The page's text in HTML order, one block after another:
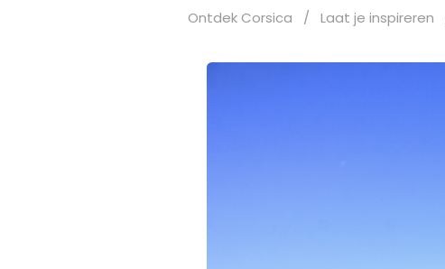
Ontdek Corsica / Laat je inspireren